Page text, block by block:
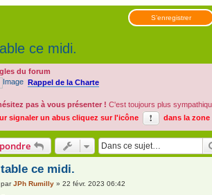
S’enregistrer
ce midi.
du forum
Rappel de la Charte
pas à vous présenter ! C'est toujours plus
signaler un abus cliquez sur l'icône
dans la zone
ce midi.
MparJPh Rumilly» 22 févr. 2023 06:42